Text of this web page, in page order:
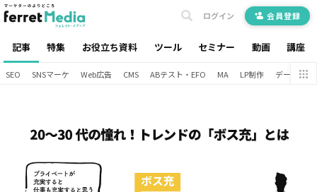
記事 特集 お役立ち資料 ツール セミナー 動画 講座
ログイン 会員登録
SEO SNSマーケ Web広告 CMS ABテスト・EFO MA LP制作 データ分析